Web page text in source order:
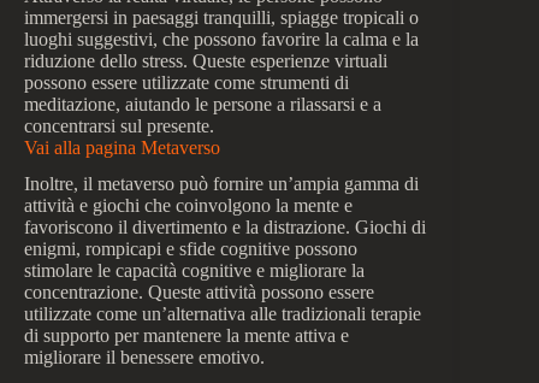
immergersi in paesaggi tranquilli, spiagge tropicali o
luoghi suggestivi, che possono favorire la calma e la
riduzione dello stress. Queste esperienze virtuali
possono essere utilizzate come strumenti di
meditazione, aiutando le persone a rilassarsi e a
concentrarsi sul presente.
Vai alla pagina Metaverso
Inoltre, il metaverso può fornire un’ampia gamma di
attività e giochi che coinvolgono la mente e
favoriscono il divertimento e la distrazione. Giochi di
enigmi, rompicapi e sfide cognitive possono
stimolare le capacità cognitive e migliorare la
concentrazione. Queste attività possono essere
utilizzate come un’alternativa alle tradizionali terapie
di supporto per mantenere la mente attiva e
migliorare il benessere emotivo.